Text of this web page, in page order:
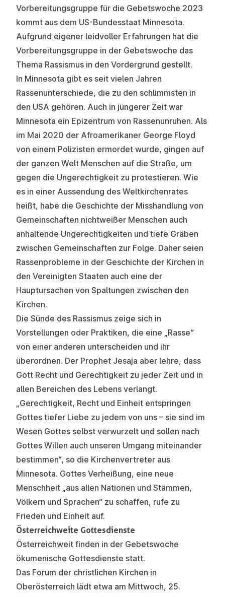
Vorbereitungsgruppe für die Gebetswoche 2023
kommt aus dem US-Bundesstaat Minnesota.
Aufgrund eigener leidvoller Erfahrungen hat die
Vorbereitungsgruppe in der Gebetswoche das
Thema Rassismus in den Vordergrund gestellt.
In Minnesota gibt es seit vielen Jahren
Rassenunterschiede, die zu den schlimmsten in
den USA gehören. Auch in jüngerer Zeit war
Minnesota ein Epizentrum von Rassenunruhen. Als
im Mai 2020 der Afroamerikaner George Floyd
von einem Polizisten ermordet wurde, gingen auf
der ganzen Welt Menschen auf die Straße, um
gegen die Ungerechtigkeit zu protestieren. Wie
es in einer Aussendung des Weltkirchenrates
heißt, habe die Geschichte der Misshandlung von
Gemeinschaften nichtweißer Menschen auch
anhaltende Ungerechtigkeiten und tiefe Gräben
zwischen Gemeinschaften zur Folge. Daher seien
Rassenprobleme in der Geschichte der Kirchen in
den Vereinigten Staaten auch eine der
Hauptursachen von Spaltungen zwischen den
Kirchen.
Die Sünde des Rassismus zeige sich in
Vorstellungen oder Praktiken, die eine „Rasse“
von einer anderen unterscheiden und ihr
überordnen. Der Prophet Jesaja aber lehre, dass
Gott Recht und Gerechtigkeit zu jeder Zeit und in
allen Bereichen des Lebens verlangt.
„Gerechtigkeit, Recht und Einheit entspringen
Gottes tiefer Liebe zu jedem von uns – sie sind im
Wesen Gottes selbst verwurzelt und sollen nach
Gottes Willen auch unseren Umgang miteinander
bestimmen“, so die Kirchenvertreter aus
Minnesota. Gottes Verheißung, eine neue
Menschheit „aus allen Nationen und Stämmen,
Völkern und Sprachen“ zu schaffen, rufe zu
Frieden und Einheit auf.
Österreichweite Gottesdienste
Österreichweit finden in der Gebetswoche
ökumenische Gottesdienste statt.
Das Forum der christlichen Kirchen in
Oberösterreich lädt etwa am Mittwoch, 25.